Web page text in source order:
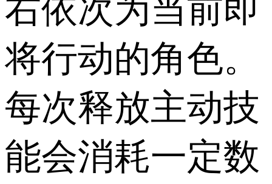
右依次为当前即
将行动的角色。
每次释放主动技
能会消耗一定数